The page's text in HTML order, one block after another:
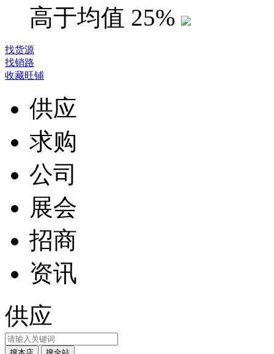
高于均值 25%
找货源
找销路
收藏旺铺
供应
求购
公司
展会
招商
资讯
供应